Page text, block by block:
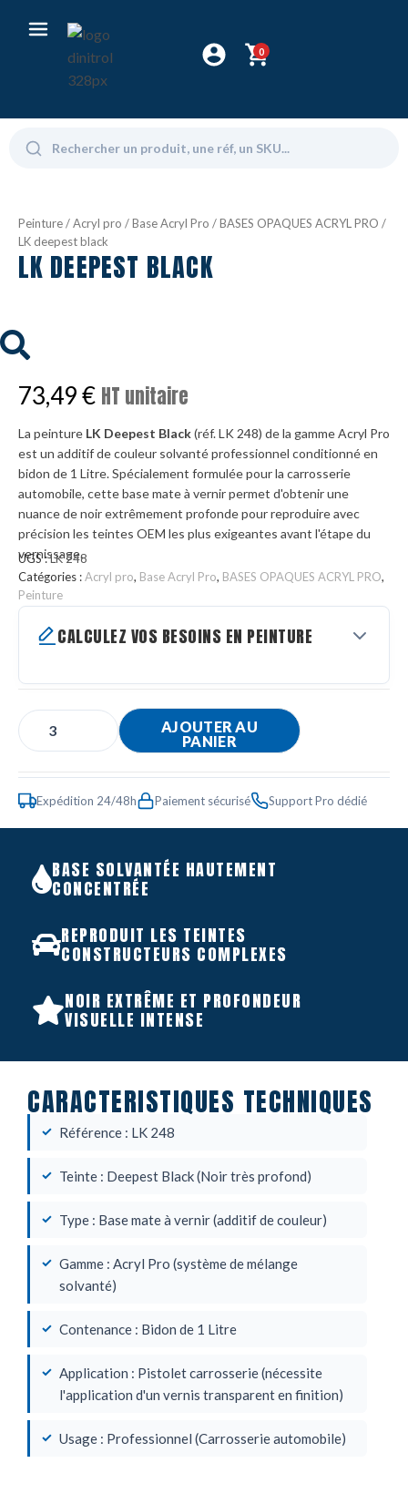
0
Peinture/Acryl pro /Base Acryl Pro /BASES OPAQUES ACRYL PRO /
LK deepest black
LK DEEPEST BLACK
73,49€ HT unitaire
La peinture LK Deepest Black(réf. LK 248) de la gamme Acryl Pro
est un additif de couleur solvanté professionnel conditionné en
bidon de 1 Litre. Spécialement formulée pour la carrosserie
automobile, cette base mate à vernir permet d'obtenir une
nuance de noir extrêmement profonde pour reproduire avec
précision les teintes OEM les plus exigeantes avant l'étape du
vernissage.
UGS :LK 248
Catégories :Acryl pro, Base Acryl Pro, BASES OPAQUES ACRYL PRO,
Peinture
CALCULEZ VOS BESOINS EN PEINTURE
AJOUTER AU
PANIER
Expédition 24/48h Paiement sécurisé Support Pro dédié
BASE SOLVANTÉE HAUTEMENT
CONCENTRÉE
REPRODUIT LES TEINTES
CONSTRUCTEURS COMPLEXES
NOIR EXTRÊME ET PROFONDEUR
VISUELLE INTENSE
CARACTERISTIQUES TECHNIQUES
Référence : LK 248
Teinte : Deepest Black (Noir très profond)
Type : Base mate à vernir (additif de couleur)
Gamme : Acryl Pro (système de mélange
solvanté)
Contenance : Bidon de 1 Litre
Application : Pistolet carrosserie (nécessite
l'application d'un vernis transparent en finition)
Usage : Professionnel (Carrosserie automobile)